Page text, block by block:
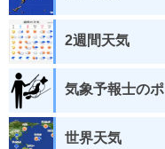
2週間天気
気象予報士の
世界天気